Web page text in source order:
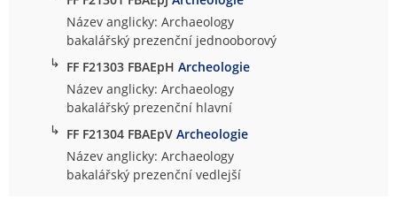
Název anglicky: Archaeology
bakalářský prezenční jednooborový
↳ FF F21303 FBAEpHArcheologie
Název anglicky: Archaeology
bakalářský prezenční hlavní
↳ FF F21304 FBAEpVArcheologie
Název anglicky: Archaeology
bakalářský prezenční vedlejší